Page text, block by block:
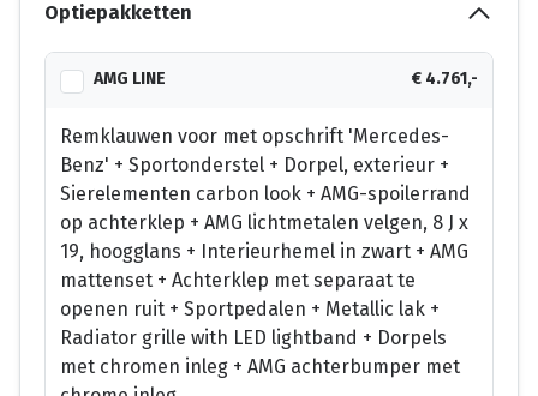
Optiepakketten
AMG LINE € 4.761,-
Remklauwen voor met opschrift 'Mercedes-
Benz' + Sportonderstel + Dorpel, exterieur +
Sierelementen carbon look + AMG-spoilerrand
op achterklep + AMG lichtmetalen velgen, 8 J x
19, hoogglans + Interieurhemel in zwart + AMG
mattenset + Achterklep met separaat te
openen ruit + Sportpedalen + Metallic lak +
Radiator grille with LED lightband + Dorpels
met chromen inleg + AMG achterbumper met